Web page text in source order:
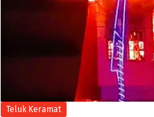
Teluk Keramat